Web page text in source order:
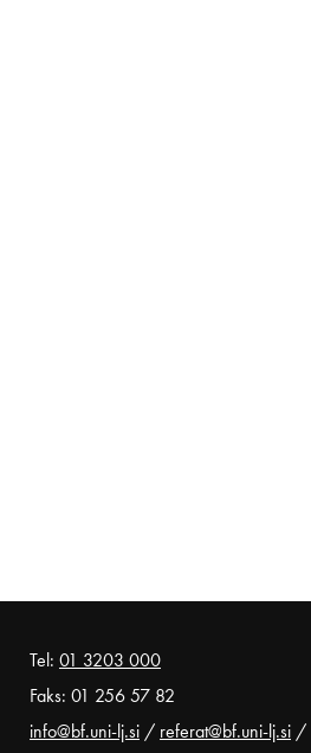
Tel: 01 3203 000
Faks: 01 256 57 82
info@bf.uni-lj.si / referat@bf.uni-lj.si /